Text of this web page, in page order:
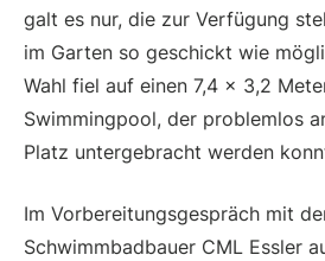
galt es nur, die zur Verfügung
im Garten so geschickt wie
Wahl fiel auf einen 7,4 x 3,2
Swimmingpool, der problemlos
Platz unter­gebracht werden
Im Vorbereitungsgespräch mit
Schwimmbadbauer CML Essler